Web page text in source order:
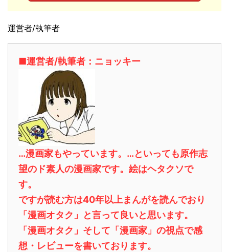
運営者/執筆者
■運営者/執筆者：ニョッキー
…漫画家もやっています。…といっても原作志
望のド素人の漫画家です。絵はヘタクソで
す。
ですが読む方は40年以上まんがを読んでおり
「漫画オタク」と言って良いと思います。
「漫画オタク」そして「漫画家」の視点で感
想・レビューを書いております。